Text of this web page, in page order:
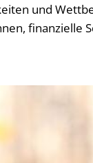
und
finanzielle